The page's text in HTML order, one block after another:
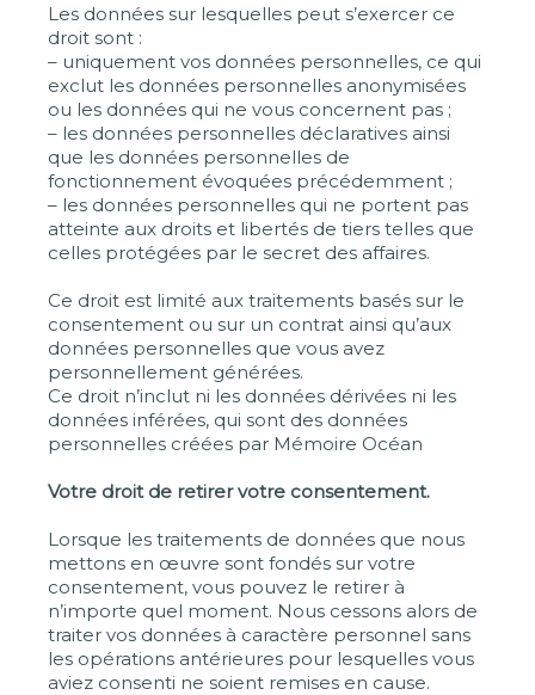
Les données sur lesquelles peut s’exercer ce
droit sont :
– uniquement vos données personnelles, ce qui
exclut les données personnelles anonymisées
ou les données qui ne vous concernent pas ;
– les données personnelles déclaratives ainsi
que les données personnelles de
fonctionnement évoquées précédemment ;
– les données personnelles qui ne portent pas
atteinte aux droits et libertés de tiers telles que
celles protégées par le secret des affaires.
Ce droit est limité aux traitements basés sur le
consentement ou sur un contrat ainsi qu’aux
données personnelles que vous avez
personnellement générées.
Ce droit n’inclut ni les données dérivées ni les
données inférées, qui sont des données
personnelles créées par Mémoire Océan
Votre droit de retirer votre consentement.
Lorsque les traitements de données que nous
mettons en œuvre sont fondés sur votre
consentement, vous pouvez le retirer à
n’importe quel moment. Nous cessons alors de
traiter vos données à caractère personnel sans
les opérations antérieures pour lesquelles vous
aviez consenti ne soient remises en cause.